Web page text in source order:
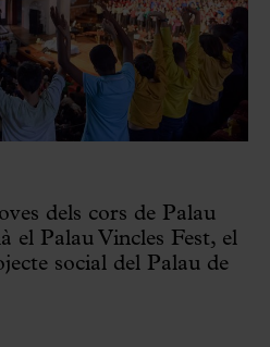
dels cors de Palau
el Palau Vincles Fest, el
social del Palau de